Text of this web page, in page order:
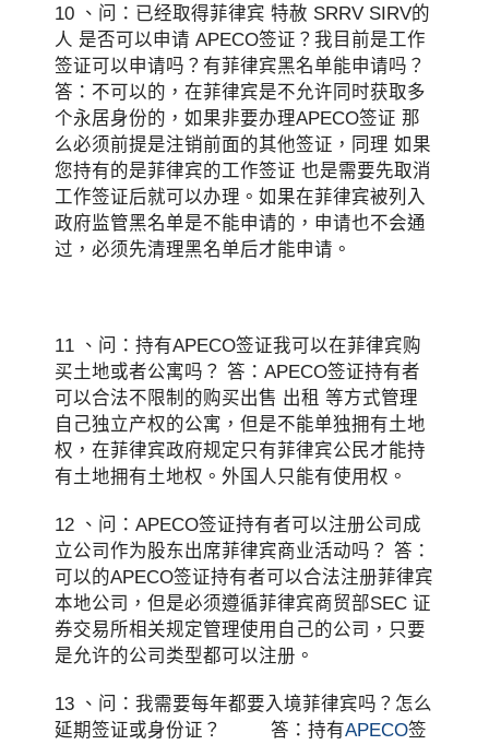
10 、问：已经取得菲律宾 特赦 SRRV SIRV的
人 是否可以申请 APECO签证？我目前是工作
签证可以申请吗？有菲律宾黑名单能申请吗？
答：不可以的，在菲律宾是不允许同时获取多
个永居身份的，如果非要办理APECO签证 那
么必须前提是注销前面的其他签证，同理 如果
您持有的是菲律宾的工作签证 也是需要先取消
工作签证后就可以办理。如果在菲律宾被列入
政府监管黑名单是不能申请的，申请也不会通
过，必须先清理黑名单后才能申请。
11 、问：持有APECO签证我可以在菲律宾购
买土地或者公寓吗？ 答：APECO签证持有者
可以合法不限制的购买出售 出租 等方式管理
自己独立产权的公寓，但是不能单独拥有土地
权，在菲律宾政府规定只有菲律宾公民才能持
有土地拥有土地权。外国人只能有使用权。
12 、问：APECO签证持有者可以注册公司成
立公司作为股东出席菲律宾商业活动吗？ 答：
可以的APECO签证持有者可以合法注册菲律宾
本地公司，但是必须遵循菲律宾商贸部SEC 证
券交易所相关规定管理使用自己的公司，只要
是允许的公司类型都可以注册。
13 、问：我需要每年都要入境菲律宾吗？怎么
延期签证或身份证？ 答：持有APECO签